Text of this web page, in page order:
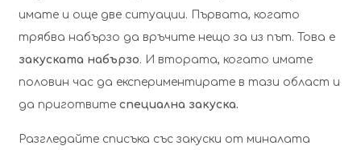
имате и още две ситуации. Първата, когато
трябва набързо да връчите нещо за из път. Това е
закуската набързо. И втората, когато имате
половин час да експериментирате в тази област и
да приготвите специална закуска.
Разгледайте списъка със закуски от миналата